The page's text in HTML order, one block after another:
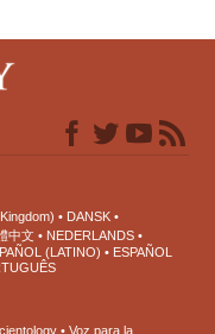
DANSK
中文
NEDERLANDS
(LATINO)
ESPAÑOL
Voz para la